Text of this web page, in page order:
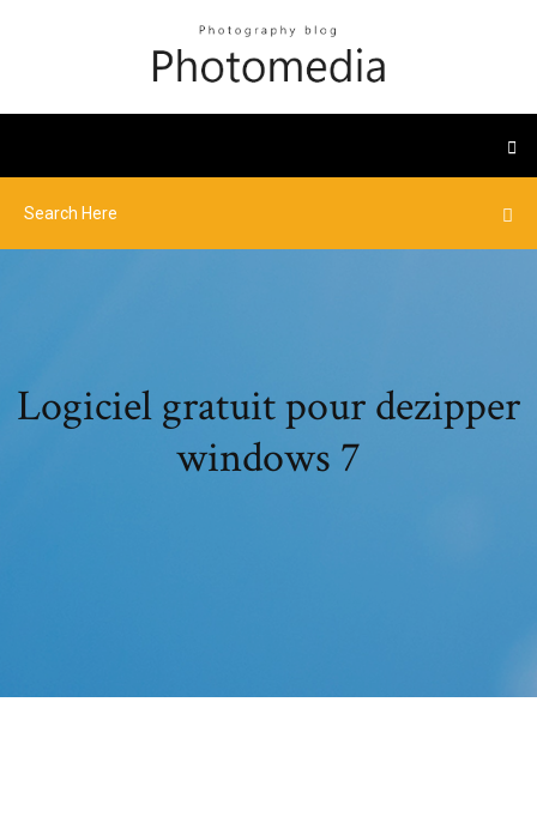
Logiciel gratuit pour dezipper
windows 7